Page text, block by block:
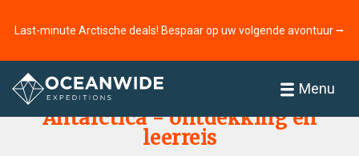
Last-minute Arctische deals! Bespaar op uw volgende avontuur ⭢
Menu
Home
Antarctica - ontdekking en
leerreis